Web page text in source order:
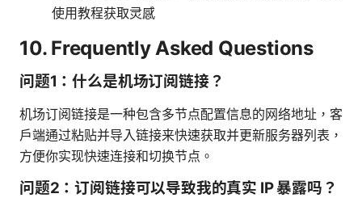
使用教程获取灵感
10. Frequently Asked Questions
问题1：什么是机场订阅链接？
机场订阅链接是一种包含多节点配置信息的网络地址，客
户端通过粘贴并导入链接来快速获取并更新服务器列表，
方便你实现快速连接和切换节点。
问题2：订阅链接可以导致我的真实 IP 暴露吗？